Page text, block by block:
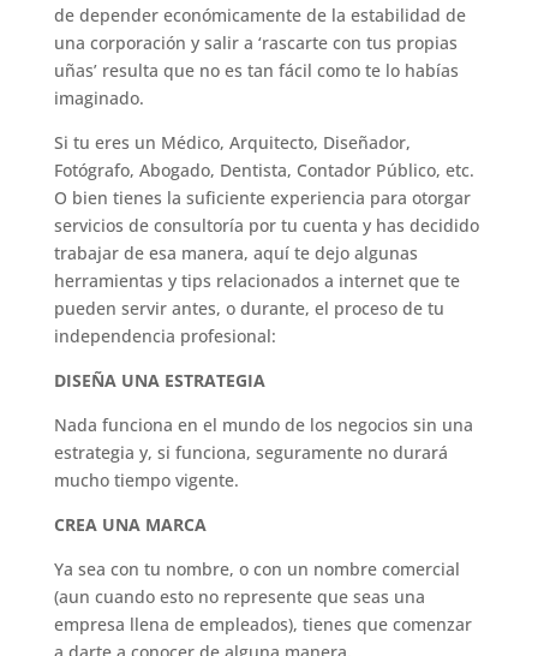
de depender económicamente de la estabilidad de
una corporación y salir a ‘rascarte con tus propias
uñas’ resulta que no es tan fácil como te lo habías
imaginado.
Si tu eres un Médico, Arquitecto, Diseñador,
Fotógrafo, Abogado, Dentista, Contador Público, etc.
O bien tienes la suficiente experiencia para otorgar
servicios de consultoría por tu cuenta y has decidido
trabajar de esa manera, aquí te dejo algunas
herramientas y tips relacionados a internet que te
pueden servir antes, o durante, el proceso de tu
independencia profesional:
DISEÑA UNA ESTRATEGIA
Nada funciona en el mundo de los negocios sin una
estrategia y, si funciona, seguramente no durará
mucho tiempo vigente.
CREA UNA MARCA
Ya sea con tu nombre, o con un nombre comercial
(aun cuando esto no represente que seas una
empresa llena de empleados), tienes que comenzar
a darte a conocer de alguna manera.